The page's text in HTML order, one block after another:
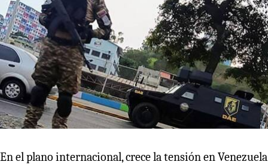
En el plano internacional, crece la tensión en Venezuela